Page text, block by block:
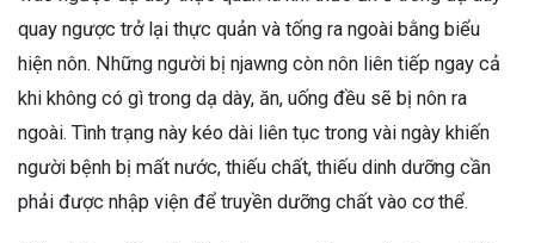
quay ngược trở lại thực quản và tống ra ngoài bằng biểu
hiện nôn. Những người bị njawng còn nôn liên tiếp ngay cả
khi không có gì trong dạ dày, ăn, uống đều sẽ bị nôn ra
ngoài. Tình trạng này kéo dài liên tục trong vài ngày khiến
người bệnh bị mất nước, thiếu chất, thiếu dinh dưỡng cần
phải được nhập viện để truyền dưỡng chất vào cơ thể.